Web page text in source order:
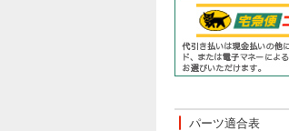
パーツ適合表